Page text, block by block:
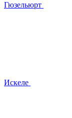
Гюзельюрт
Искеле